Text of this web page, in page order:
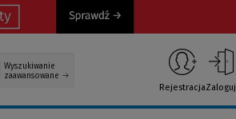
Wyszukiwanie
zaawansowane
RejestracjaZaloguj